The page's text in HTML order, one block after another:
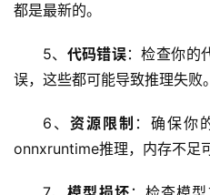
都是最新的。
5、 代码错误：检查你的
误，这些都可能导致推理失败。
6、 资源限制 ：确保你
onnxruntime推理，内存不足